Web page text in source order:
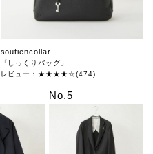
soutiencollar
「しっくりバッグ」
レビュー：★★★★☆(474)
No.5